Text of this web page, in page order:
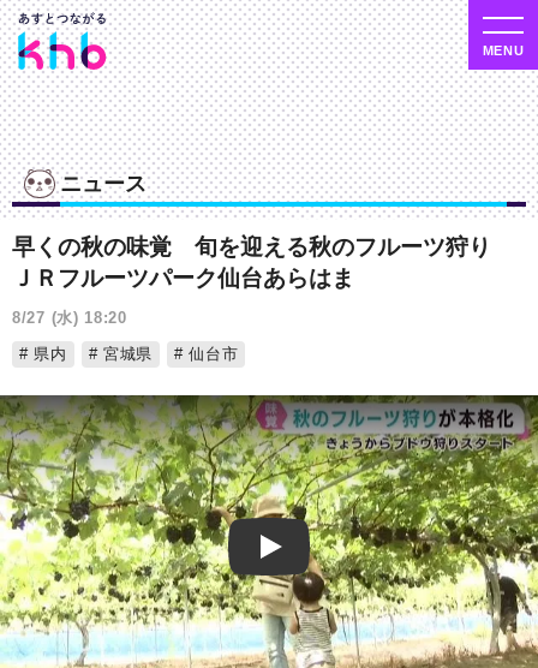
ニュース
早くの秋の味覚 旬を迎える秋のフルーツ狩り
ＪＲフルーツパーク仙台あらはま
8/27 (水) 18:20
県内
宮城県 仙台市
Play